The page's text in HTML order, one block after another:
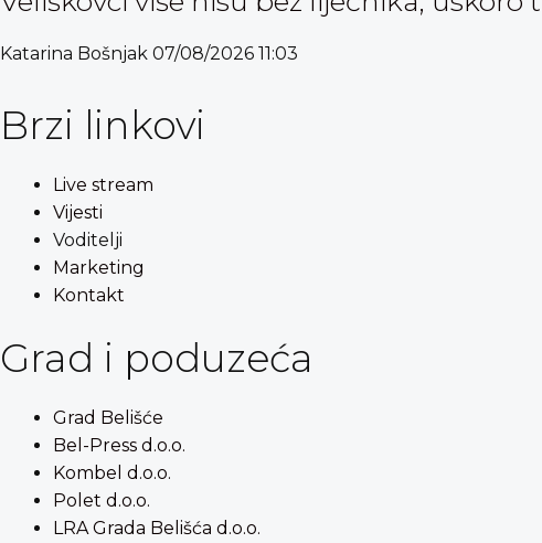
Katarina Bošnjak 07/08/2026 11:03
Brzi linkovi
Live stream
Vijesti
Voditelji
Marketing
Kontakt
Grad i poduzeća
Grad Belišće
Bel-Press d.o.o.
Kombel d.o.o.
Polet d.o.o.
LRA Grada Belišća d.o.o.